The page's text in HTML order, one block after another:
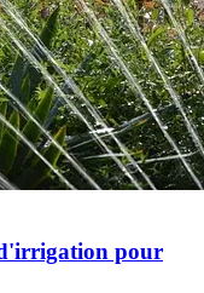
d'irrigation pour